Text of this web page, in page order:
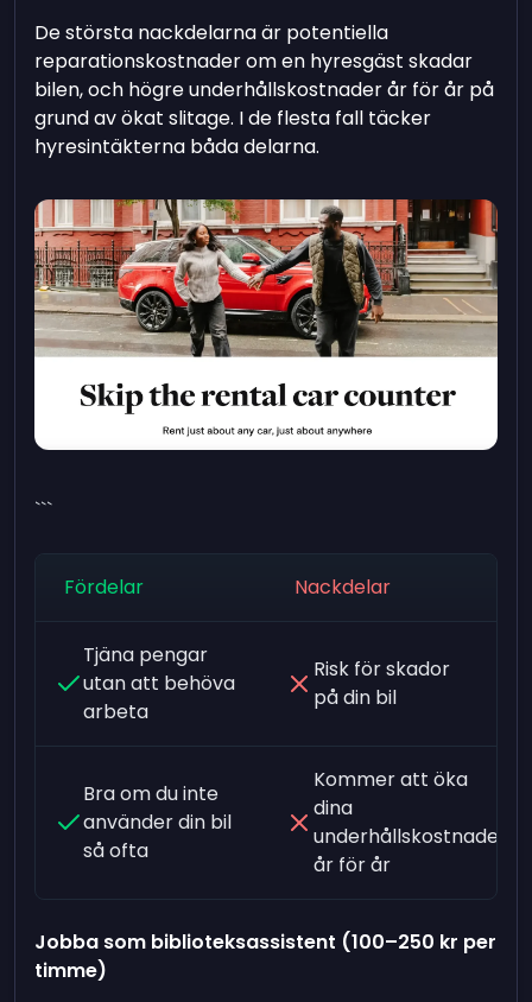
De största nackdelarna är potentiella
reparationskostnader om en hyresgäst skadar
bilen, och högre underhållskostnader år för år på
grund av ökat slitage. I de flesta fall täcker
hyresintäkterna båda delarna.
```
Fördelar Nackdelar
Tjäna pengar
utan att behöva
arbeta
Risk för skador
på din bil
Bra om du inte
använder din bil
så ofta
Kommer att öka
dina
underhållskostnader
år för år
Jobba som biblioteksassistent (100–250 kr per
timme)